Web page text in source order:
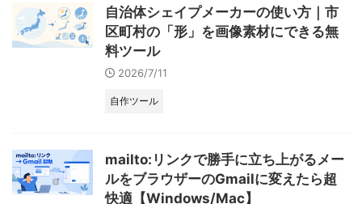
自治体シェイプメーカーの使い方｜市
区町村の「形」を画像素材にできる無
料ツール
2026/7/11
自作ツール
mailto:リンクで勝手に立ち上がるメー
ルをブラウザーのGmailに変えたら超
快適【Windows/Mac】